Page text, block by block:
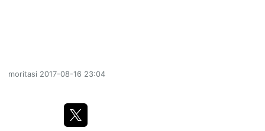
moritasi 2017-08-16 23:04